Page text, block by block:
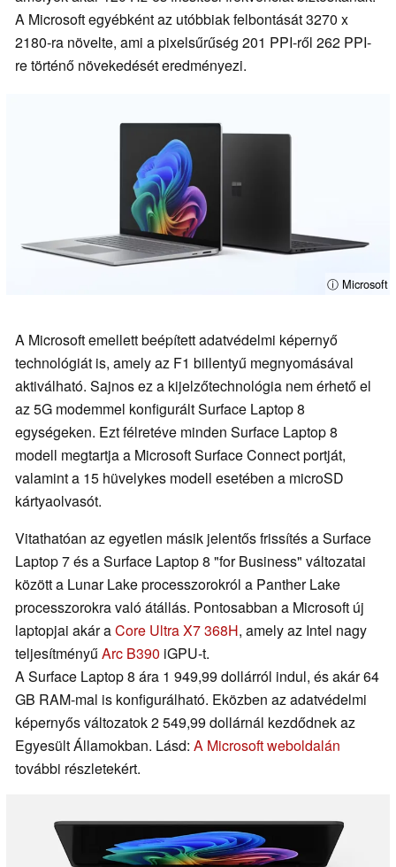
A Microsoft egyébként az utóbbiak felbontását 3270 x
2180-ra növelte, ami a pixelsűrűség 201 PPI-ről 262 PPI-
re történő növekedését eredményezi.
ⓘ Microsoft
A Microsoft emellett beépített adatvédelmi képernyő
technológiát is, amely az F1 billentyű megnyomásával
aktiválható. Sajnos ez a kijelzőtechnológia nem érhető el
az 5G modemmel konfigurált Surface Laptop 8
egységeken. Ezt félretéve minden Surface Laptop 8
modell megtartja a Microsoft Surface Connect portját,
valamint a 15 hüvelykes modell esetében a microSD
kártyaolvasót.
Vitathatóan az egyetlen másik jelentős frissítés a Surface
Laptop 7 és a Surface Laptop 8 "for Business" változatai
között a Lunar Lake processzorokról a Panther Lake
processzorokra való átállás. Pontosabban a Microsoft új
laptopjai akár aCore Ultra X7 368H, amely az Intel nagy
teljesítményűArc B390 iGPU-t.
A Surface Laptop 8 ára 1 949,99 dollárról indul, és akár 64
GB RAM-mal is konfigurálható. Eközben az adatvédelmi
képernyős változatok 2 549,99 dollárnál kezdődnek az
Egyesült Államokban. Lásd: A Microsoft weboldalán
további részletekért.